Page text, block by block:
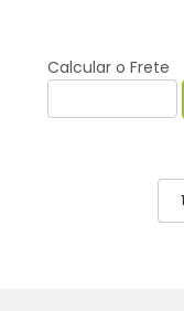
Calcular o Frete